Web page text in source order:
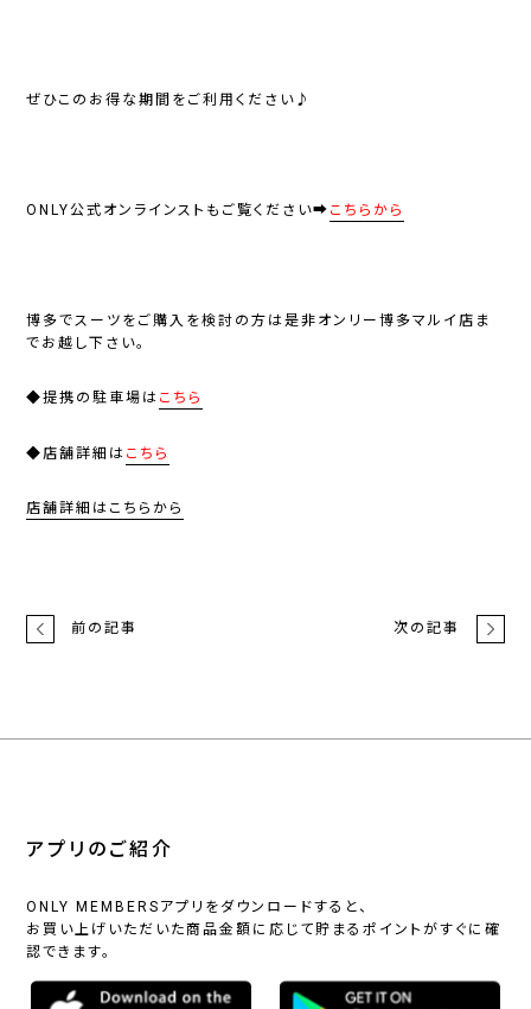
ぜひこのお得な期間をご利用ください♪
ONLY公式オンラインスト もご覧ください➡ こちらから
博多でスーツをご購入を検討の方は是非オンリー博多マルイ店ま
でお越し下さい。
◆提携の駐車場は こちら
◆店舗詳細は こちら
店舗詳細はこちらから
前の記事 次の記事
アプリのご紹介
ONLY MEMBERSアプリをダウンロードすると、
お買い上げいただいた商品金額に応じて貯まるポイントがすぐに確
認できます。